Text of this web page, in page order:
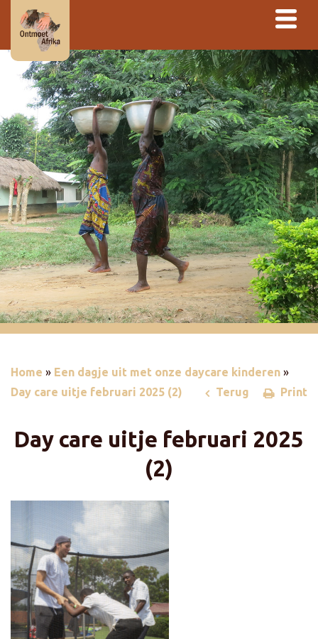
Home » Een dagje uit met onze daycare kinderen »
Day care uitje februari 2025 (2)
Print
Terug
Day care uitje februari 2025
(2)